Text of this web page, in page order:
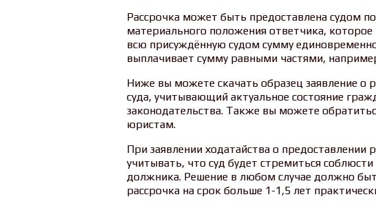
Рассрочка может быть предоставлена судом
материального положения ответчика,
всю присуждённую судом сумму
выплачивает сумму равными частями,
Ниже вы можете скачать образец заявление о
суда, учитывающий актуальное состояние
законодательства. Также вы можете
юристам.
При заявлении ходатайства о предоставлении
учитывать, что суд будет стремиться
должника. Решение в любом случае должно
рассрочка на срок больше 1-1,5 лет